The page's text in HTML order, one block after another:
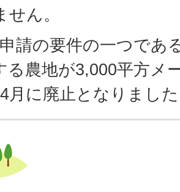
ん。
請の要件の一つであ
る農地が3,000平方メ
月に廃止となりまし